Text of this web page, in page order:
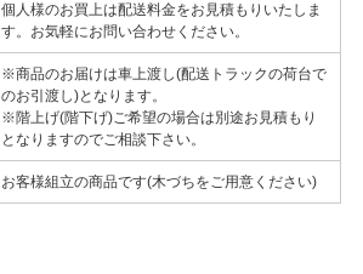
個人様のお買上は配送料金をお見積もりいたしま
す。お気軽にお問い合わせください。
※商品のお届けは車上渡し(配送トラックの荷台で
のお引渡し)となります。
※階上げ(階下げ)ご希望の場合は別途お見積もり
となりますのでご相談下さい。
お客様組立の商品です(木づちをご用意ください)